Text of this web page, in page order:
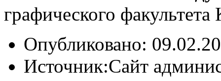
графического
Опубликовано:
Источник:Сайт